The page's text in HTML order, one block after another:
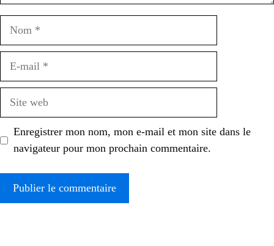
Enregistrer mon nom, mon e-mail et mon site dans le
navigateur pour mon prochain commentaire.